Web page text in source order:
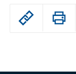
Passer